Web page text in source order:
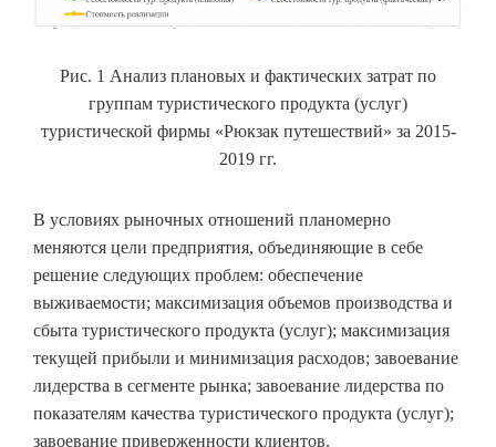
Рис. 1 Анализ плановых и фактических затрат по
группам туристического продукта (услуг)
туристической фирмы «Рюкзак путешествий» за 2015-
2019 гг.
В условиях рыночных отношений планомерно
меняются цели предприятия, объединяющие в себе
решение следующих проблем: обеспечение
выживаемости; максимизация объемов производства и
сбыта туристического продукта (услуг); максимизация
текущей прибыли и минимизация расходов; завоевание
лидерства в сегменте рынка; завоевание лидерства по
показателям качества туристического продукта (услуг);
завоевание приверженности клиентов.